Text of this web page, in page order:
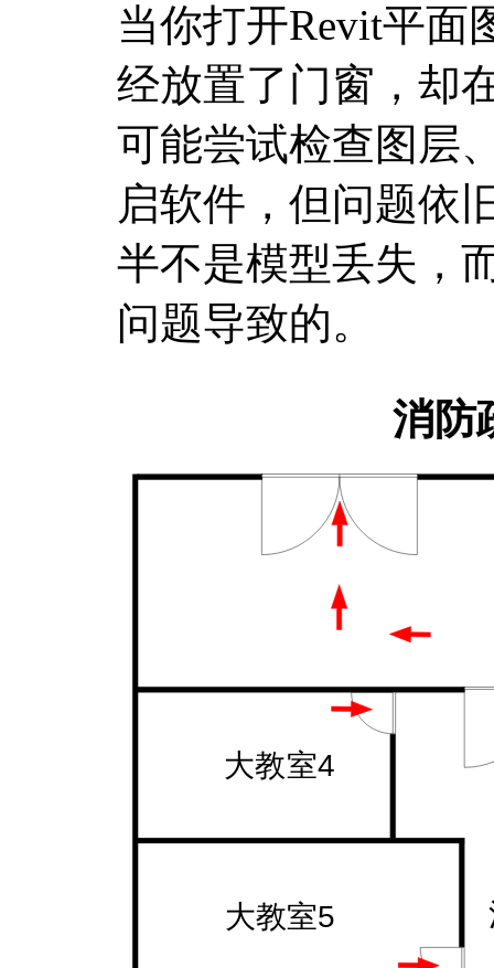
当你打开Revit平面
经放置了门窗，却
可能尝试检查图层
启软件，但问题依
半不是模型丢失，
问题导致的。